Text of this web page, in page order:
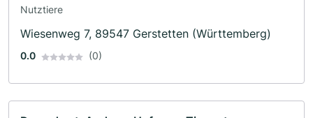
Nutztiere
Wiesenweg 7, 89547 Gerstetten (Württemberg)
0.0 (0)